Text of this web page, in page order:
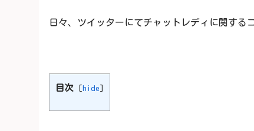
日々、ツイッターにてチャットレディに関す
目次 [ hide ]